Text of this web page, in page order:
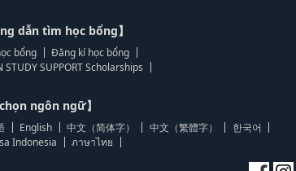
dẫn tìm học bổng】
bổng
Đăng kí học bổng
STUDY SUPPORT Scholarships
ngôn ngữ】
English 中文（简体字） 中文（繁體字）
한국어
Indonesia
ภาษาไทย